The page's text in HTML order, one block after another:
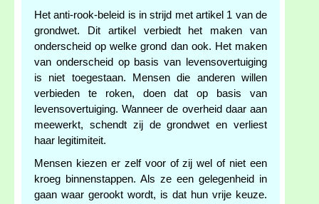
Het anti-rook-beleid is in strijd met artikel 1 van de
grondwet. Dit artikel verbiedt het maken van
onderscheid op welke grond dan ook. Het maken
van onderscheid op basis van levensovertuiging
is niet toegestaan. Mensen die anderen willen
verbieden te roken, doen dat op basis van
levensovertuiging. Wanneer de overheid daar aan
meewerkt, schendt zij de grondwet en verliest
haar legitimiteit.
Mensen kiezen er zelf voor of zij wel of niet een
kroeg binnenstappen. Als ze een gelegenheid in
gaan waar gerookt wordt, is dat hun vrije keuze.